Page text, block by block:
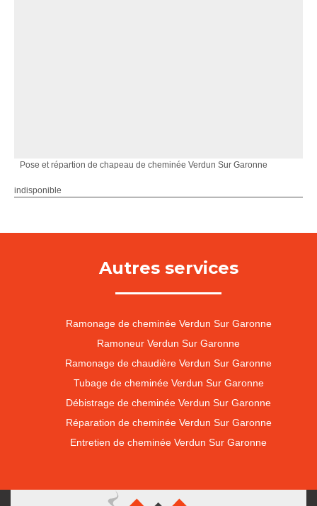
Pose et répartion de chapeau de cheminée Verdun Sur Garonne
indisponible
Autres services
Ramonage de cheminée Verdun Sur Garonne
Ramoneur Verdun Sur Garonne
Ramonage de chaudière Verdun Sur Garonne
Tubage de cheminée Verdun Sur Garonne
Débistrage de cheminée Verdun Sur Garonne
Réparation de cheminée Verdun Sur Garonne
Entretien de cheminée Verdun Sur Garonne